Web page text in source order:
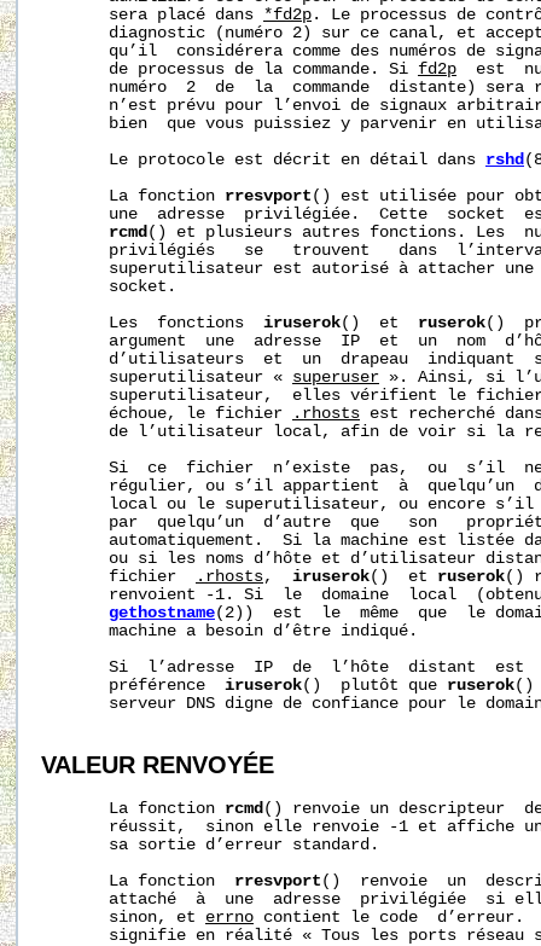
       sera placé dans
*fd2p . Le processus de
diagnostic (numéro 2) sur ce canal, et
qu’il  considérera comme des numéros de
       de processus de la commande. Si
fd2p
est
numéro  2  de  la  commande  distante) sera
n’est prévu pour l’envoi de signaux
bien  que vous puissiez y parvenir en
       Le protocole est décrit en détail dans
rshd
       La fonction
rresvport () est utilisée pour
une  adresse  privilégiée.  Cette  socket
rcmd() et plusieurs autres fonctions. Les
privilégiés   se   trouvent   dans
superutilisateur est autorisé à attacher
       socket.
       Les  fonctions
iruserok()  et ruserok()
argument  une  adresse  IP  et  un  nom
d’utilisateurs  et  un  drapeau  indiquant
       superutilisateur «
superuser ». Ainsi, si
superutilisateur,  elles vérifient le
       échoue, le fichier
.rhosts est recherché
de l’utilisateur local, afin de voir si la
Si  ce  fichier  n’existe  pas,  ou  s’il
régulier, ou s’il appartient  à  quelqu’un
local ou le superutilisateur, ou encore
par  quelqu’un  d’autre  que   son
automatiquement.  Si la machine est listée
ou si les noms d’hôte et d’utilisateur
       fichier
.rhosts, iruserok()  et ruserok()
renvoient -1. Si  le  domaine  local
gethostname(2))  est  le  même  que  le
       machine a besoin d’être indiqué.
Si  l’adresse  IP  de  l’hôte  distant  est
       préférence
iruserok()  plutôt que ruserok()
serveur DNS digne de confiance pour le
VALEUR RENVOYÉE
       La fonction
rcmd () renvoie un descripteur
réussit,  sinon elle renvoie -1 et affiche
       sa sortie d’erreur standard.
       La fonction
rresvport ()  renvoie  un
attaché  à  une  adresse  privilégiée  si
       sinon, et
errno contient le code  d’erreur.
signifie en réalité « Tous les ports réseau